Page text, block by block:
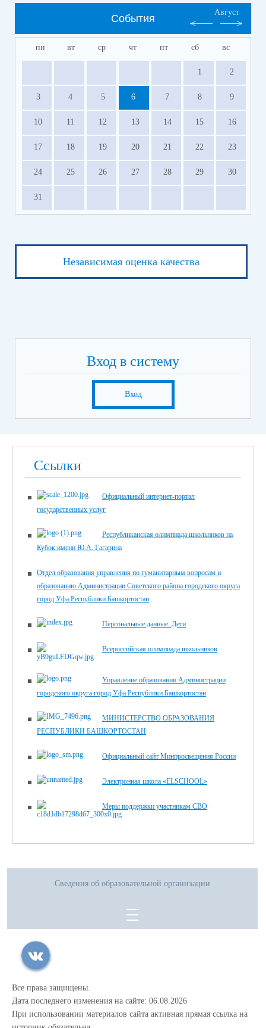
События
Август
пн вт ср чт пт сб вс
1 2
3 4 5 6 7 8 9
10 11 12 13 14 15 16
17 18 19 20 21 22 23
24 25 26 27 28 29 30
31
Независимая оценка качества
Вход в систему
Вход
Ссылки
Официальный интернет-портал
государственных услуг
Республиканская олимпиада школьников на
Кубок имени Ю.А. Гагарина
Отдел образования управления по гуманитарным вопросам и
образованию Администрации Советского района городского округа
город Уфа Республики Башкортостан
Персональные данные. Дети
Всероссийская олимпиада школьников
Управление образования Администрации
городского округа город Уфа Республики Башкортостан
МИНИСТЕРСТВО ОБРАЗОВАНИЯ
РЕСПУБЛИКИ БАШКОРТОСТАН
Официальный сайт Минпросвещения России
Электронная школа «ELSCHOOL»
Меры поддержки участникам СВО
Сведения об образовательной организации
Все права защищены.
Дата последнего изменения на сайте: 06.08.2026
При использовании материалов сайта активная прямая ссылка на